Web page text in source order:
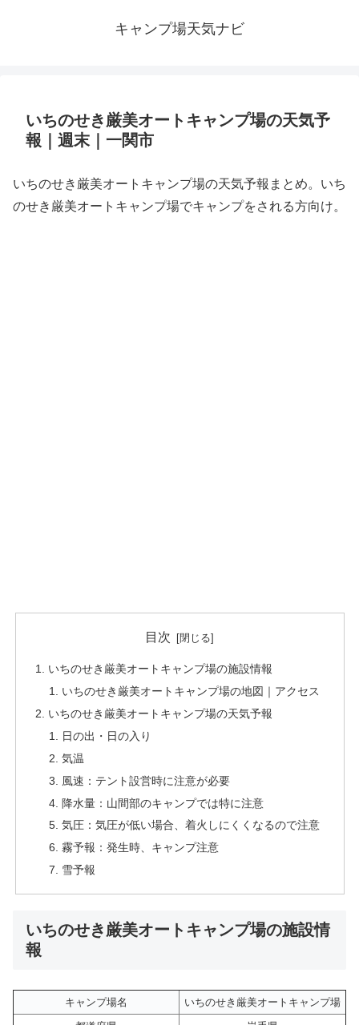
キャンプ場天気ナビ
いちのせき厳美オートキャンプ場の天気予
報｜週末｜一関市
いちのせき厳美オートキャンプ場の天気予報まとめ。いち
のせき厳美オートキャンプ場でキャンプをされる方向け。
目次
いちのせき厳美オートキャンプ場の施設情報
いちのせき厳美オートキャンプ場の地図｜アクセス
いちのせき厳美オートキャンプ場の天気予報
日の出・日の入り
気温
風速：テント設営時に注意が必要
降水量：山間部のキャンプでは特に注意
気圧：気圧が低い場合、着火しにくくなるので注意
霧予報：発生時、キャンプ注意
雪予報
いちのせき厳美オートキャンプ場の施設情
報
キャンプ場名
いちのせき厳美オートキャンプ場